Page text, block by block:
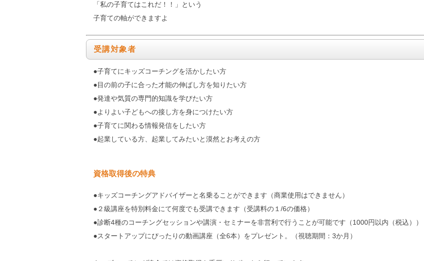
「私の子育てはこれだ！！」という
子育ての軸ができますよ
受講対象者
●子育てにキッズコーチングを活かしたい方
●目の前の子に合った才能の伸ばし方を知りたい方
●発達や気質の専門的知識を学びたい方
●よりよい子どもへの接し方を身につけたい方
●子育てに関わる情報発信をしたい方
●起業している方、起業してみたいと漠然とお考えの方
資格取得後の特典
●キッズコーチングアドバイザーと名乗ることができます（商業使用はできません）
●２級講座を特別料金にて何度でも受講できます（受講料の１/6の価格）
●診断4種のコーチングセッションや講演・セミナーを非営利で行うことが可能です（1000円以内（税込））
●スタートアップにぴったりの動画講座（全6本）をプレゼント。（視聴期間：3か月）